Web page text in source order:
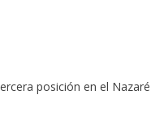
posición en el